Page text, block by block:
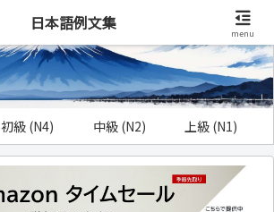
初級 (N4) 中級 (N2) 上級 (N1)
日本語例文集
menu